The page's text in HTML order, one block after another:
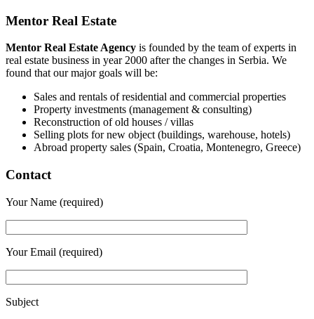
Mentor Real Estate
Mentor Real Estate Agency is founded by the team of experts in
real estate business in year 2000 after the changes in Serbia. We
found that our major goals will be:
Sales and rentals of residential and commercial properties
Property investments (management & consulting)
Reconstruction of old houses / villas
Selling plots for new object (buildings, warehouse, hotels)
Abroad property sales (Spain, Croatia, Montenegro, Greece)
Contact
Your Name (required)
Your Email (required)
Subject